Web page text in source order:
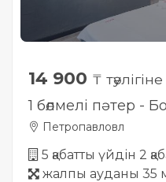
14 900 ₸ тәулігіне
1 бөлмелі пәтер -
Петропавловл
5 қабатты үйдін 2
жалпы ауданы 35